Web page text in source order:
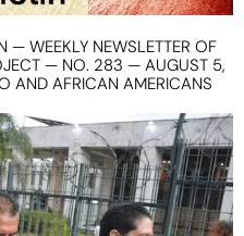
— WEEKLY NEWSLETTER OF
— NO. 283 — AUGUST 5,
AND AFRICAN AMERICANS